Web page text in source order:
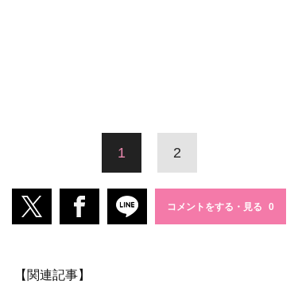
1 2
コメントをする・見る
【関連記事】